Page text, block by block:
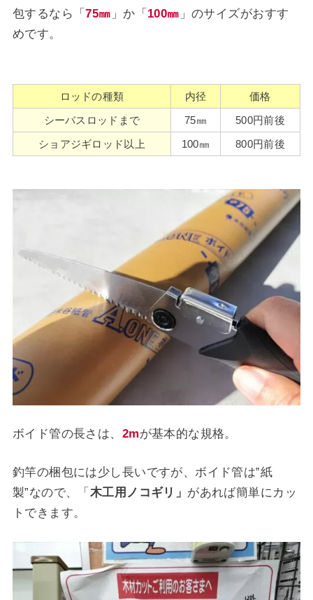
包するなら「75㎜ 」か「 100㎜ 」のサイズがおすす
めです。
ロッドの種類 内径
価格
シーバスロッドまで
75㎜
500円前後
ショアジギロッド以上
100㎜ 800円前後
ボイド管の長さは、 2mが基本的な規格。
釣竿の梱包には少し長いですが、ボイド管は‟紙
製”なので、「 木工用ノコギリ」 があれば簡単にカッ
トできます。